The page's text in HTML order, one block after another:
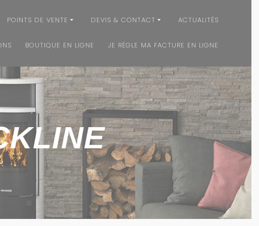
POINTS DE VENTE DEVIS & CONTACT ACTUALITÉS
BOUTIQUE EN LIGNE JE RÉGLE MA FACTURE EN LIGNE